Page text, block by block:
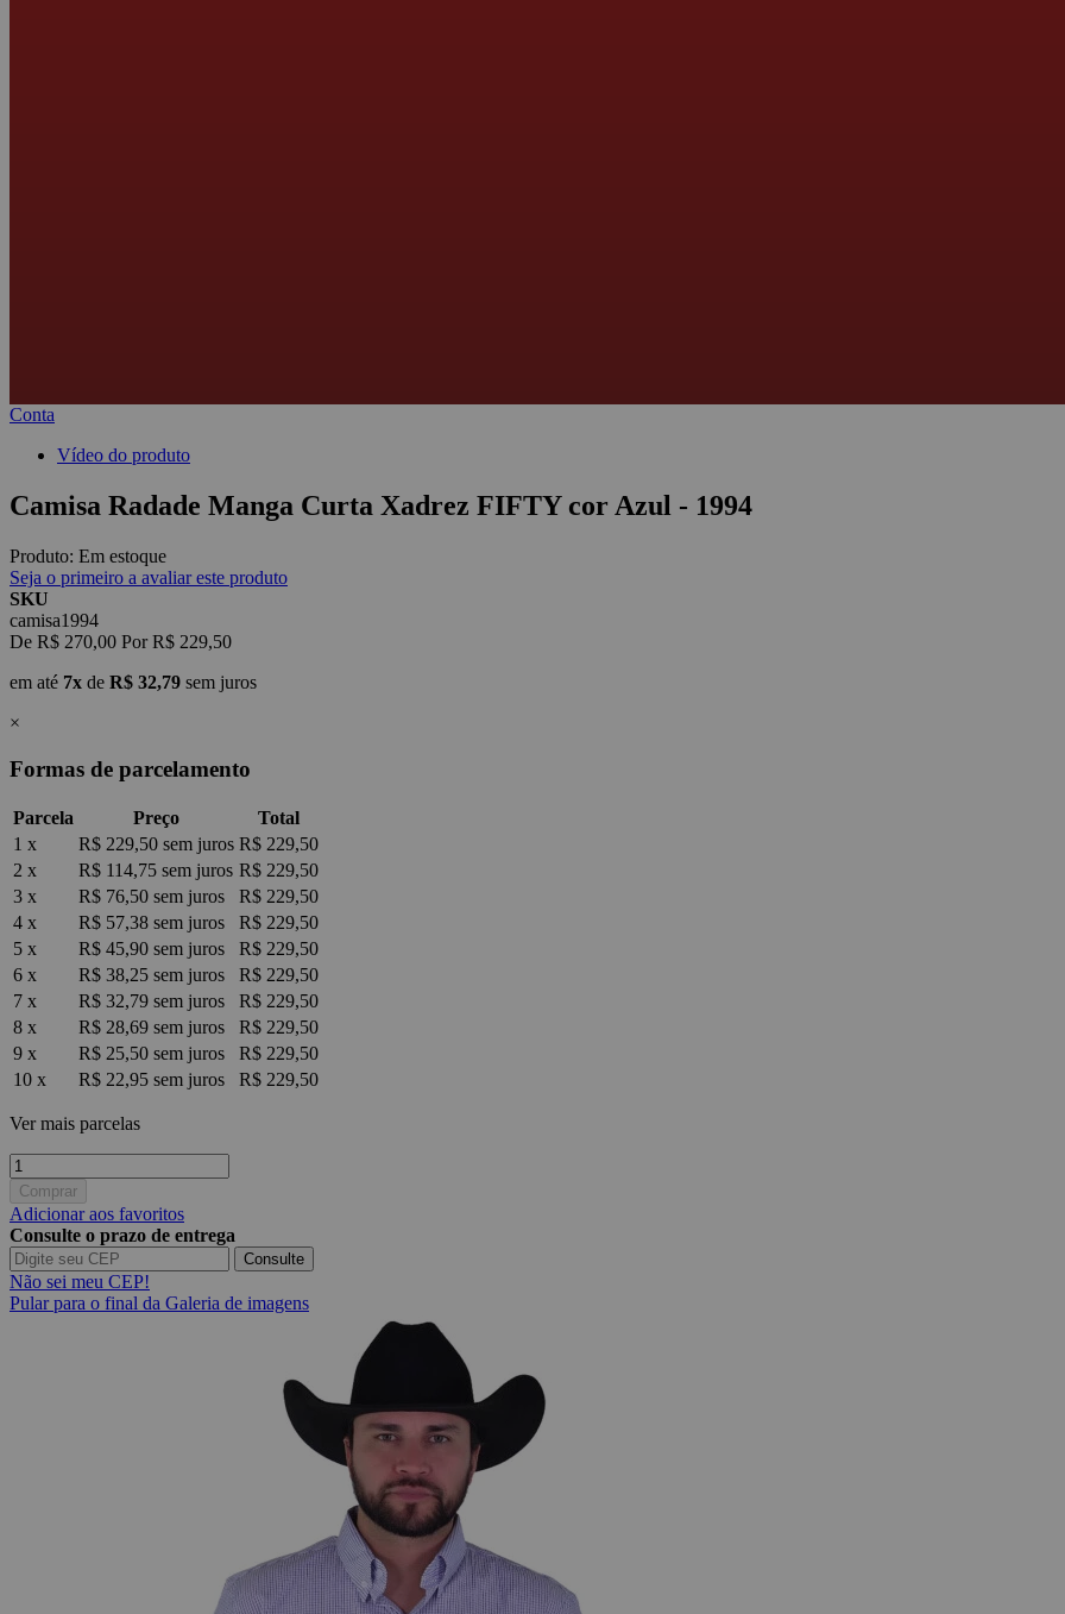
Conta
Vídeo do produto
Camisa Radade Manga Curta Xadrez FIFTY cor Azul - 1994
Produto: Em estoque
Seja o primeiro a avaliar este produto
SKU
camisa1994
De R$ 270,00 Por R$ 229,50
em até 7x de R$ 32,79 sem juros
×
Formas de parcelamento
Parcela Preço
Total
1 x
R$ 229,50 sem juros R$ 229,50
2 x
R$ 114,75 sem juros R$ 229,50
3 x
R$ 76,50 sem juros
R$ 229,50
4 x
R$ 57,38 sem juros
R$ 229,50
5 x
R$ 45,90 sem juros
R$ 229,50
6 x
R$ 38,25 sem juros
R$ 229,50
7 x
R$ 32,79 sem juros
R$ 229,50
8 x
R$ 28,69 sem juros
R$ 229,50
9 x
R$ 25,50 sem juros
R$ 229,50
10 x
R$ 22,95 sem juros R$ 229,50
Ver mais parcelas
Comprar
Adicionar aos favoritos
Consulte o prazo de entrega
Consulte
Não sei meu CEP!
Pular para o final da Galeria de imagens